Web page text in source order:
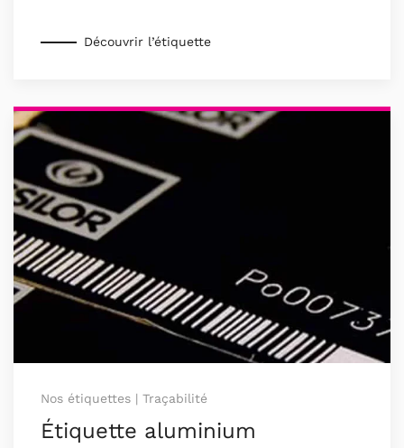
Découvrir l’étiquette
Nos étiquettes | Traçabilité
Étiquette aluminium